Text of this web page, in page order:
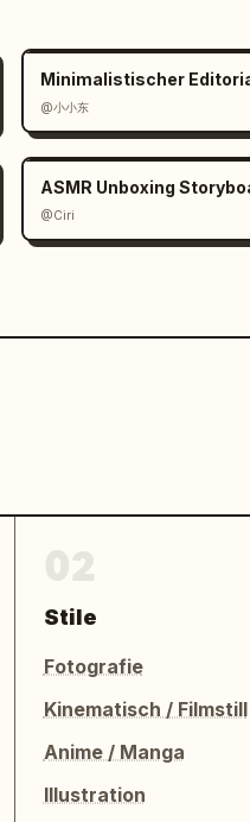
Minimalistischer
@小小东
ASMR Unboxing
@Ciri
Stile
Fotografie
Kinematisch / Filmstill
Anime / Manga
Illustration